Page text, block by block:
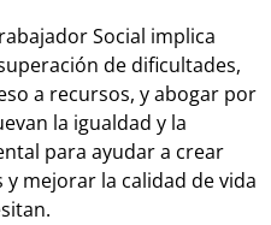
Social implica
de dificultades,
a recursos, y abogar por
la igualdad y la
para ayudar a crear
mejorar la calidad de vida